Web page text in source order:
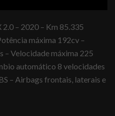
– 2020 – Km 85.335
máxima 192cv –
– Velocidade máxima 225
automático 8 velocidades
– Airbags frontais, laterais e